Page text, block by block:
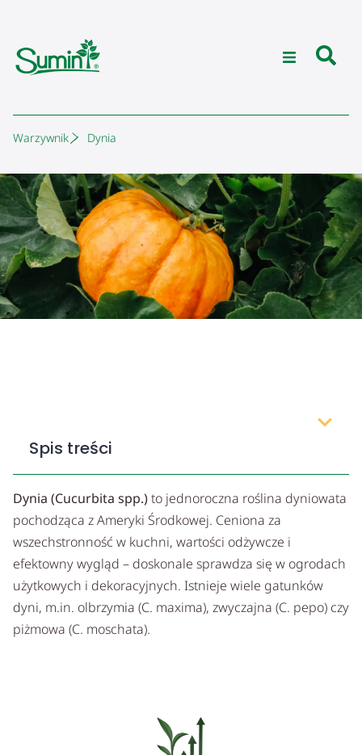
Warzywnik Dynia
Spis treści
Dynia (Cucurbita spp.)to jednoroczna roślina dyniowata
pochodząca z Ameryki Środkowej. Ceniona za
wszechstronność w kuchni, wartości odżywcze i
efektowny wygląd – doskonale sprawdza się w ogrodach
użytkowych i dekoracyjnych. Istnieje wiele gatunków
dyni, m.in. olbrzymia (C. maxima), zwyczajna (C. pepo) czy
piżmowa (C. moschata).